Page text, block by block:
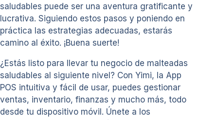
saludables puede ser una aventura gratificante y
lucrativa. Siguiendo estos pasos y poniendo en
práctica las estrategias adecuadas, estarás
camino al éxito. ¡Buena suerte!
¿Estás listo para llevar tu negocio de malteadas
saludables al siguiente nivel? Con Yimi, la App
POS intuitiva y fácil de usar, puedes gestionar
ventas, inventario, finanzas y mucho más, todo
desde tu dispositivo móvil. Únete a los